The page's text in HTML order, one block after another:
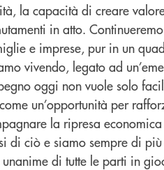
la capacità di creare
in atto.
e imprese, pur in un
vivendo, legato ad
oggi non vuole solo
un’opportunità per
la ripresa economica
di ciò e siamo sempre di
di tutte le parti in